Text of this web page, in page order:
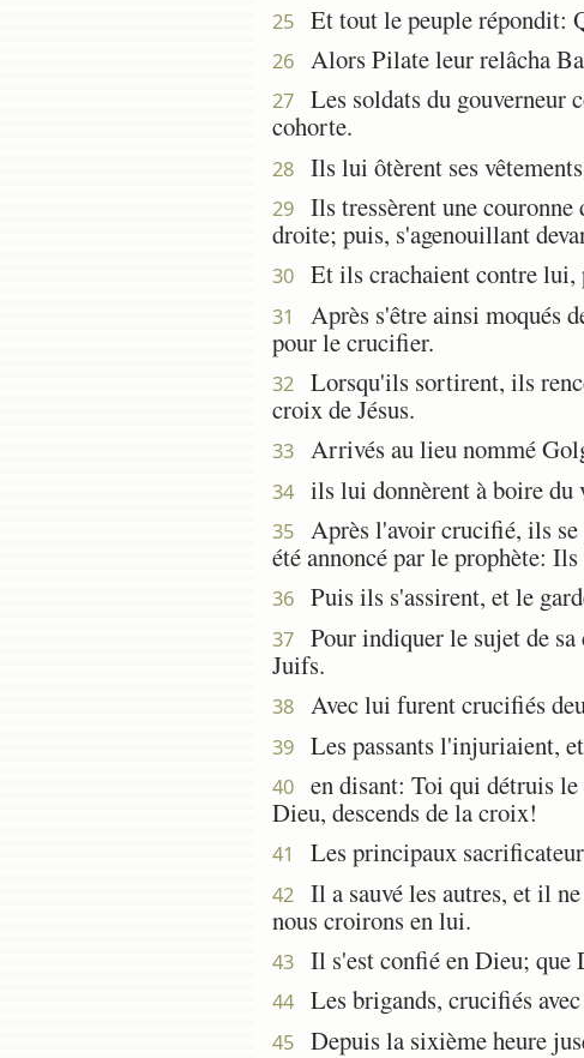
25 Et tout le peuple répondit:
26 Alors Pilate leur relâcha
27
Les soldats du gouverneur
cohorte.
28 Ils lui ôtèrent ses
29
Ils tressèrent une
droite; puis, s'agenouillant
30 Et ils crachaient contre lui,
31
Après s'être ainsi moqués
pour le crucifier.
32
Lorsqu'ils sortirent, ils
croix de Jésus.
33 Arrivés au lieu nommé
34 ils lui donnèrent à boire
35
Après l'avoir crucifié, ils se
été annoncé par le prophète:
36 Puis ils s'assirent, et le
37
Pour indiquer le sujet de
Juifs.
38 Avec lui furent crucifiés
39 Les passants l'injuriaient,
40
en disant: Toi qui détruis
Dieu, descends de la croix!
41 Les principaux
42
Il a sauvé les autres, et il
nous croirons en lui.
43 Il s'est confié en Dieu;
44 Les brigands, crucifiés
45 Depuis la sixième heure